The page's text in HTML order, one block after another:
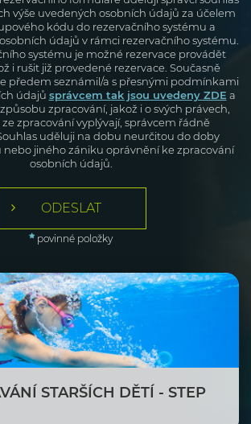
výše uvedených osobních údajů za účelem
kódu do rezervačního systému a
údajů v rámci rezervačního systému.
systému je možné rezervace provádět
i rušit již provedené rezervace. Současně
předem seznámil/a s přesnými podmínkami
údajů správcem tak jsou uvedeny ZDE a
zpracování, jakož i o svých právech,
zpracování vyplývají, správcem řádně
uděluji na dobu neurčitou do doby
nebo jiného zániku oprávnění ke zpracování
osobních údajů.
ODESLAT
povinné položky
STARŠÍCH DĚTÍ - STEP